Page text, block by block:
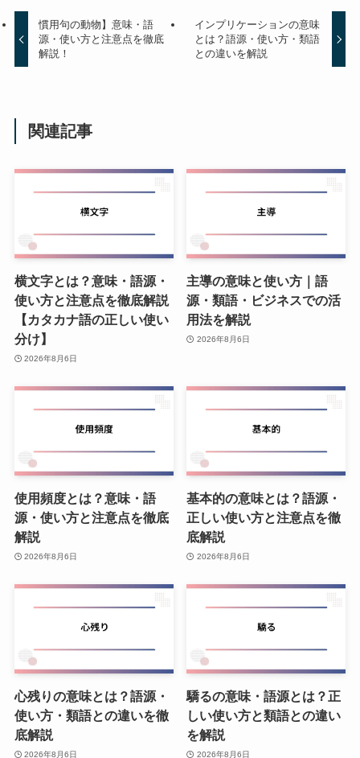
慣用句の動物】意味・語
源・使い方と注意点を徹底
解説！
インプリケーションの意味
とは？語源・使い方・類語
との違いを解説
関連記事
横文字とは？意味・語源・
使い方と注意点を徹底解説
【カタカナ語の正しい使い
分け】
2026年8月6日
主導の意味と使い方｜語
源・類語・ビジネスでの活
用法を解説
2026年8月6日
使用頻度とは？意味・語
源・使い方と注意点を徹底
解説
2026年8月6日
基本的の意味とは？語源・
正しい使い方と注意点を徹
底解説
2026年8月6日
心残りの意味とは？語源・
使い方・類語との違いを徹
底解説
2026年8月6日
驕るの意味・語源とは？正
しい使い方と類語との違い
を解説
2026年8月6日